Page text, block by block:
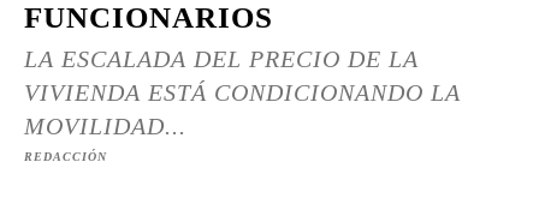
FUNCIONARIOS
LA ESCALADA DEL PRECIO DE LA
VIVIENDA ESTÁ CONDICIONANDO LA
MOVILIDAD...
REDACCIÓN